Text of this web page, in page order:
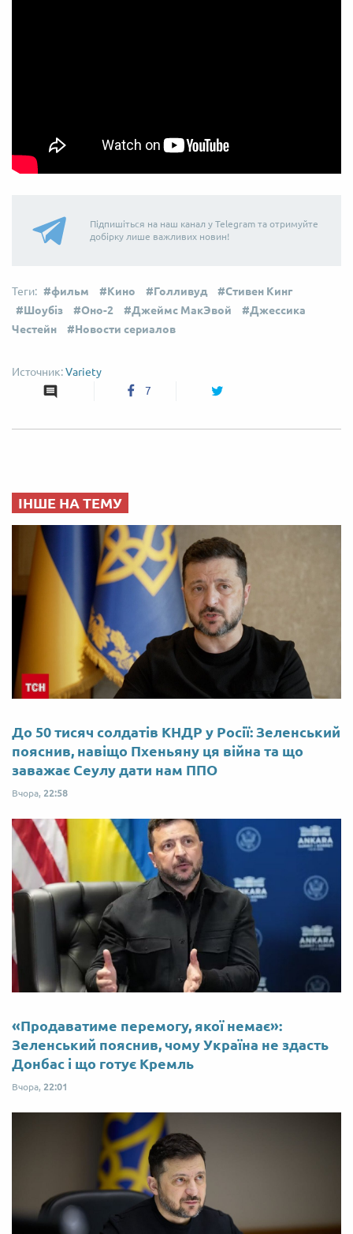
Підпишіться на наш канал у Telegram та отримуйте
добірку лише важливих новин!
фильм Кино Голливуд
Стивен Кинг
Шоубіз
Оно-2 Джеймс МакЭвой
Джессика
Честейн
Новости сериалов
Variety
7
ІНШЕ НА ТЕМУ
До 50 тисяч солдатів КНДР у Росії: Зеленський
пояснив, навіщо Пхеньяну ця війна та що
заважає Сеулу дати нам ППО
Вчора, 22:58
«Продаватиме перемогу, якої немає»:
Зеленський пояснив, чому Україна не здасть
Донбас і що готує Кремль
Вчора, 22:01